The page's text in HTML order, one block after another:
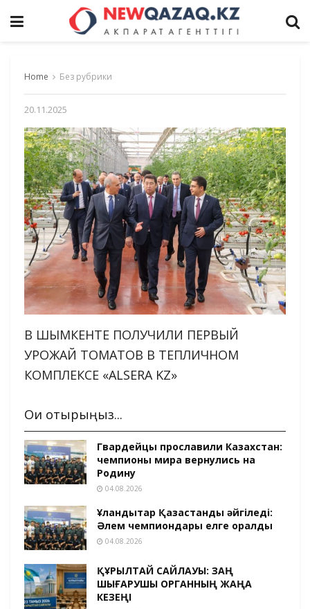
Home Без рубрики
20.11.2025
В ШЫМКЕНТЕ ПОЛУЧИЛИ ПЕРВЫЙ
УРОЖАЙ ТОМАТОВ В ТЕПЛИЧНОМ
КОМПЛЕКСЕ «ALSERA KZ»
Оқи отырыңыз...
Гвардейцы прославили Казахстан:
чемпионы мира вернулись на
Родину
04.08.2026
Ұландықтар Қазақстанды әйгіледі:
Әлем чемпиондары елге оралды
04.08.2026
ҚҰРЫЛТАЙ САЙЛАУЫ: ЗАҢ
ШЫҒАРУШЫ ОРГАННЫҢ ЖАҢА
КЕЗЕҢІ